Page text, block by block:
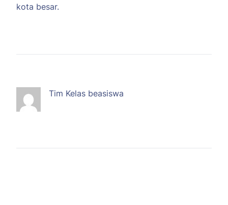
kota besar.
Tim Kelas beasiswa